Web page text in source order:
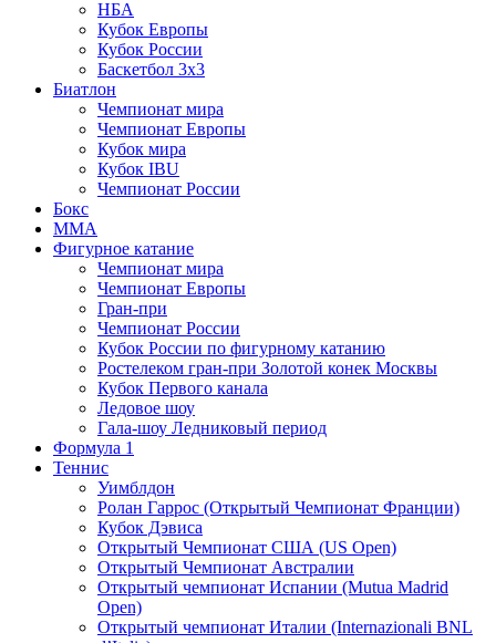
НБА
Кубок Европы
Кубок России
Баскетбол 3х3
Биатлон
Чемпионат мира
Чемпионат Европы
Кубок мира
Кубок IBU
Чемпионат России
Бокс
MMA
Фигурное катание
Чемпионат мира
Чемпионат Европы
Гран-при
Чемпионат России
Кубок России по фигурному катанию
Ростелеком гран-при Золотой конек Москвы
Кубок Первого канала
Ледовое шоу
Гала-шоу Ледниковый период
Формула 1
Теннис
Уимблдон
Ролан Гаррос (Открытый Чемпионат Франции)
Кубок Дэвиса
Открытый Чемпионат США (US Open)
Открытый Чемпионат Австралии
Открытый чемпионат Испании (Mutua Madrid
Open)
Открытый чемпионат Италии (Internazionali BNL